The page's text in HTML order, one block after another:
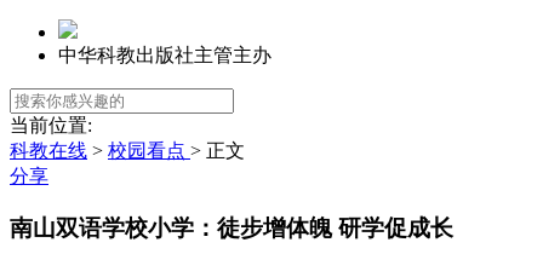
中华科教出版社主管主办
当前位置:
科教在线 > 校园看点 > 正文
分享
南山双语学校小学：徒步增体魄 研学促成长